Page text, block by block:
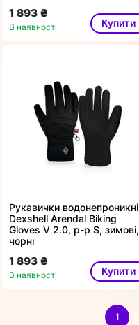
1 893 ₴
В наявності Купити
Рукавички водонепроникні
Dexshell Arendal Biking
Gloves V 2.0, p-p S, зимові,
чорні
1 893 ₴
В наявності Купити
1